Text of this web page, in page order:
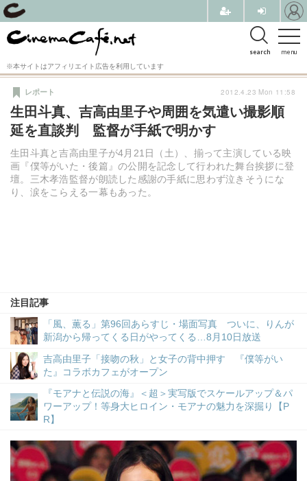
menu
search
※本サイトはアフィリエイト広告を利用しています
生田斗真、吉高由里子や周囲を気遣い撮影順
延を直談判 監督が手紙で明かす
生田斗真と吉高由里子が4月21日（土）、揃って主演している映
画『僕等がいた・後篇』の公開を記念して行われた舞台挨拶に登
壇。三木孝浩監督が朗読した感謝の手紙に思わず泣きそうにな
り、涙をこらえる一幕もあった。
レポート
注目記事
「風、薫る」第96回あらすじ・場面写真 ついに、りんが
新潟から帰ってくる日がやってくる…8月10日放送
吉高由里子「接吻の秋」と女子の背中押す 『僕等がい
た』コラボカフェがオープン
『モアナと伝説の海』＜超＞実写版でスケールアップ＆パ
ワーアップ！等身大ヒロイン・モアナの魅力を深掘り【P
R】
2012.4.23 Mon 11:58